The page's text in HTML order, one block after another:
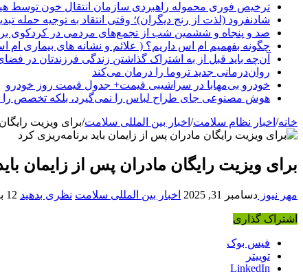
ترخیص فوری محموله راهبردی سازمان انتقال خون توسط
شادنفرود (لذت از رنج دیگران)؛ وقتی انتقاد به توجیه حمله
صد و پنجاه‌ و ششمین شب از تجمع‌های مردمی در کردکوی
چگونه بفهمیم ام اس داریم؟ ( علائم و نشانه های بیماری ام
آن‌چه باید قبل از به اشتراک گذاشتن زندگی فرزندتان در
روان‌درمانی جدید تروما را درمان می‌کند
خودرو بی‌مهابا در سراشیبی قیمت+ جدول قیمت روز خودرو
هوش مصنوعی جای طراح لباس را نمی‌گیرد، بلکه تخصص را
خانه/ اخبار نظام سلامت/ اخبار بین المللی سلامت/برای ویزیت
برای ویزیت رایگان مادران پس از زایمان
مهر نیوز دسامبر 31, 2025 اخبار بین المللی سلامت نظری بدهید 12 بازدید
اشتراک گذاری
فیس بوک
توییتر
LinkedIn